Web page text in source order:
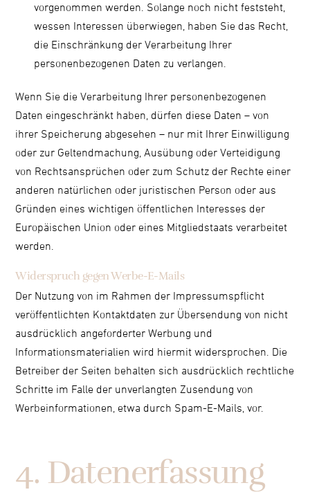
vorgenommen werden. Solange noch nicht feststeht,
wessen Interessen überwiegen, haben Sie das Recht,
die Einschränkung der Verarbeitung Ihrer
personenbezogenen Daten zu verlangen.
Wenn Sie die Verarbeitung Ihrer personenbezogenen
Daten eingeschränkt haben, dürfen diese Daten – von
ihrer Speicherung abgesehen – nur mit Ihrer Einwilligung
oder zur Geltendmachung, Ausübung oder Verteidigung
von Rechtsansprüchen oder zum Schutz der Rechte einer
anderen natürlichen oder juristischen Person oder aus
Gründen eines wichtigen öffentlichen Interesses der
Europäischen Union oder eines Mitgliedstaats verarbeitet
werden.
Widerspruch gegen Werbe-E-Mails
Der Nutzung von im Rahmen der Impressumspflicht
veröffentlichten Kontaktdaten zur Übersendung von nicht
ausdrücklich angeforderter Werbung und
Informationsmaterialien wird hiermit widersprochen. Die
Betreiber der Seiten behalten sich ausdrücklich rechtliche
Schritte im Falle der unverlangten Zusendung von
Werbeinformationen, etwa durch Spam-E-Mails, vor.
4. Datenerfassung